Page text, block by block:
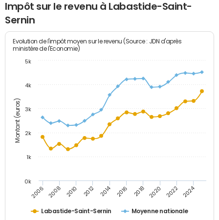
Impôt sur le revenu à Labastide-Saint-
Sernin
Montant (euros)
Evolution de l'impôt moyen sur le revenu (Source : JDN d'après
ministère de l'Economie)
Labastide-Saint-Sernin Moyenne nationale
2006 2008 2010 2012 2014 2016 2018 2020 2022 2024
0k
1k
2k
3k
4k
5k